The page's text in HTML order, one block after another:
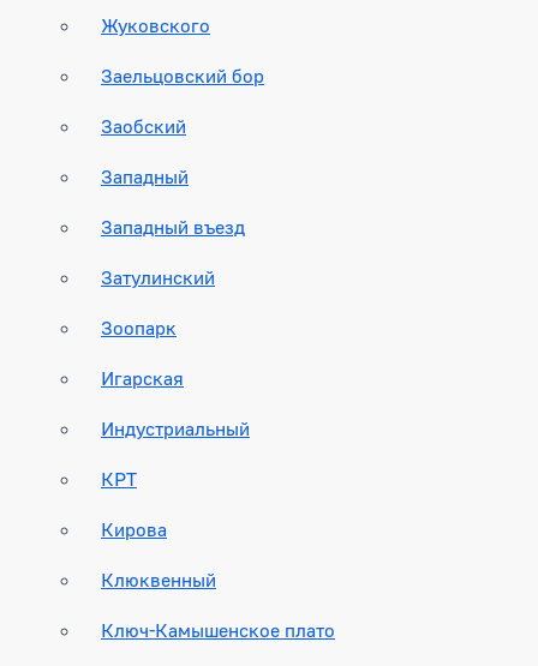
Жуковского
Заельцовский бор
Заобский
Западный
Западный въезд
Затулинский
Зоопарк
Игарская
Индустриальный
КРТ
Кирова
Клюквенный
Ключ-Камышенское плато